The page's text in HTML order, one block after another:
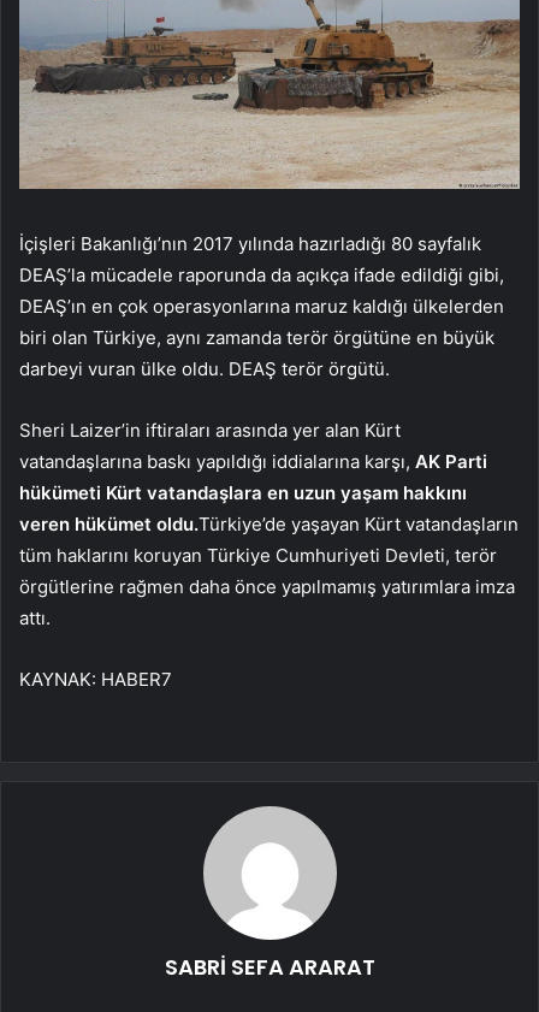
İçişleri Bakanlığı’nın 2017 yılında hazırladığı 80 sayfalık
DEAŞ’la mücadele raporunda da açıkça ifade edildiği gibi,
DEAŞ’ın en çok operasyonlarına maruz kaldığı ülkelerden
biri olan Türkiye, aynı zamanda terör örgütüne en büyük
darbeyi vuran ülke oldu. DEAŞ terör örgütü.
Sheri Laizer’in iftiraları arasında yer alan Kürt
vatandaşlarına baskı yapıldığı iddialarına karşı, AK Parti
hükümeti Kürt vatandaşlara en uzun yaşam hakkını
veren hükümet oldu.Türkiye’de yaşayan Kürt vatandaşların
tüm haklarını koruyan Türkiye Cumhuriyeti Devleti, terör
örgütlerine rağmen daha önce yapılmamış yatırımlara imza
attı.
KAYNAK: HABER7
SABRİ SEFA ARARAT